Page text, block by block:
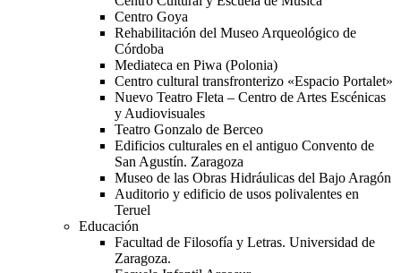
Centro Goya
Rehabilitación del Museo Arqueológico de
Córdoba
Mediateca en Piwa (Polonia)
Centro cultural transfronterizo «Espacio Portalet»
Nuevo Teatro Fleta – Centro de Artes Escénicas
y Audiovisuales
Teatro Gonzalo de Berceo
Edificios culturales en el antiguo Convento de
San Agustín. Zaragoza
Museo de las Obras Hidráulicas del Bajo Aragón
Auditorio y edificio de usos polivalentes en
Teruel
Educación
Facultad de Filosofía y Letras. Universidad de
Zaragoza.